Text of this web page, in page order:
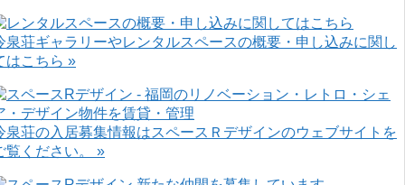
泉荘ギャラリーやレンタルスペースの概要・申し込みに関し
はこちら »
泉荘の入居募集情報はスペースＲデザインのウェブサイトを
覧ください。 »